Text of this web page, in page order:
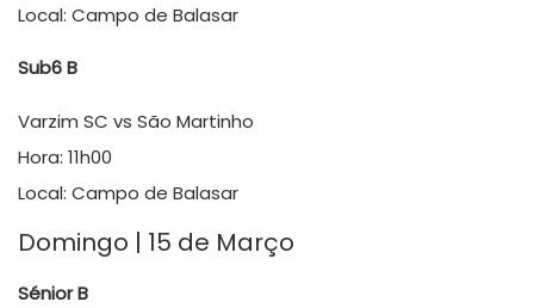
Local: Campo de Balasar
Sub6 B
Varzim SC vs São Martinho
Hora: 11h00
Local: Campo de Balasar
Domingo | 15 de Março
Sénior B